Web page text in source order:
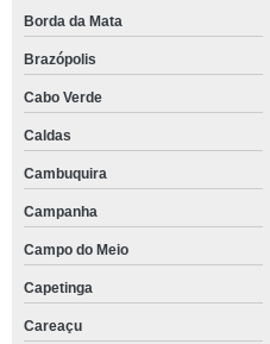
Borda da Mata
Brazópolis
Cabo Verde
Caldas
Cambuquira
Campanha
Campo do Meio
Capetinga
Careaçu